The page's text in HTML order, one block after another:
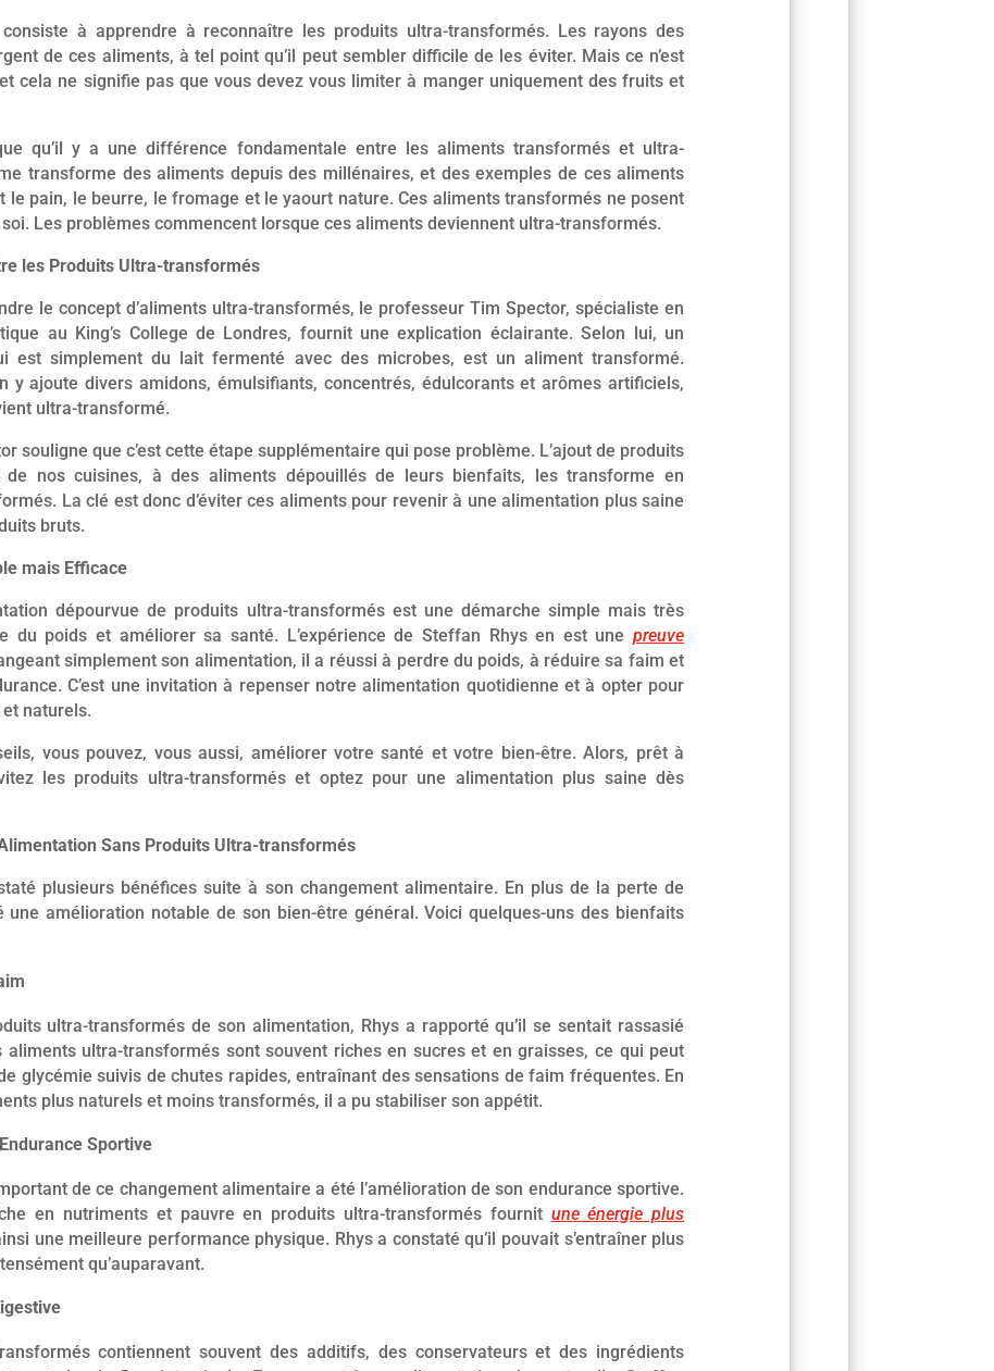
à apprendre à reconnaître les produits ultra-transformés. Les rayons des
de ces aliments, à tel point qu’il peut sembler difficile de les éviter. Mais ce n’est
cela ne signifie pas que vous devez vous limiter à manger uniquement des fruits et
qu’il y a une différence fondamentale entre les aliments transformés et ultra-
transforme des aliments depuis des millénaires, et des exemples de ces aliments
le pain, le beurre, le fromage et le yaourt nature. Ces aliments transformés ne posent
Les problèmes commencent lorsque ces aliments deviennent ultra-transformés.
les Produits Ultra-transformés
le concept d’aliments ultra-transformés, le professeur Tim Spector, spécialiste en
au King’s College de Londres, fournit une explication éclairante. Selon lui, un
est simplement du lait fermenté avec des microbes, est un aliment transformé.
y ajoute divers amidons, émulsifiants, concentrés, édulcorants et arômes artificiels,
ultra-transformé.
souligne que c’est cette étape supplémentaire qui pose problème. L’ajout de produits
de nos cuisines, à des aliments dépouillés de leurs bienfaits, les transforme en
La clé est donc d’éviter ces aliments pour revenir à une alimentation plus saine
bruts.
mais Efficace
dépourvue de produits ultra-transformés est une démarche simple mais très
du poids et améliorer sa santé. L’expérience de Steffan Rhys en est unepreuve
simplement son alimentation, il a réussi à perdre du poids, à réduire sa faim et
C’est une invitation à repenser notre alimentation quotidienne et à opter pour
naturels.
vous pouvez, vous aussi, améliorer votre santé et votre bien-être. Alors, prêt à
les produits ultra-transformés et optez pour une alimentation plus saine dès
Sans Produits Ultra-transformés
plusieurs bénéfices suite à son changement alimentaire. En plus de la perte de
une amélioration notable de son bien-être général. Voici quelques-uns des bienfaits
ultra-transformés de son alimentation, Rhys a rapporté qu’il se sentait rassasié
aliments ultra-transformés sont souvent riches en sucres et en graisses, ce qui peut
glycémie suivis de chutes rapides, entraînant des sensations de faim fréquentes. En
plus naturels et moins transformés, il a pu stabiliser son appétit.
Sportive
de ce changement alimentaire a été l’amélioration de son endurance sportive.
en nutriments et pauvre en produits ultra-transformés fournit une énergie plus
une meilleure performance physique. Rhys a constaté qu’il pouvait s’entraîner plus
qu’auparavant.
contiennent souvent des additifs, des conservateurs et des ingrédients